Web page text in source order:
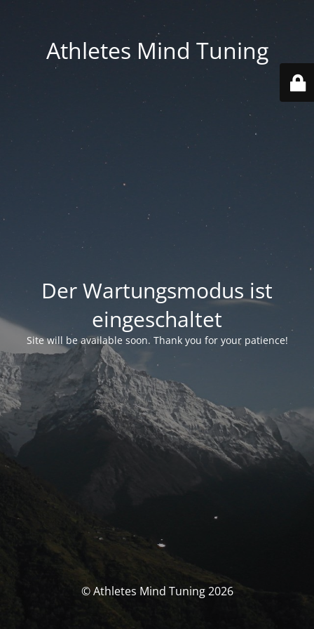
Athletes Mind Tuning
Der Wartungsmodus ist
eingeschaltet
Site will be available soon. Thank you for your patience!
© Athletes Mind Tuning 2026